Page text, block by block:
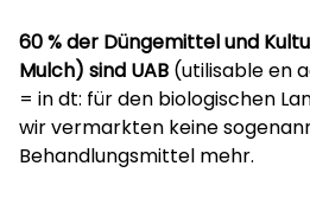
60 % der Düngemittel und
Mulch) sind UAB (utilisable en
= in dt: für den biologischen
wir vermarkten keine
Behandlungsmittel mehr.